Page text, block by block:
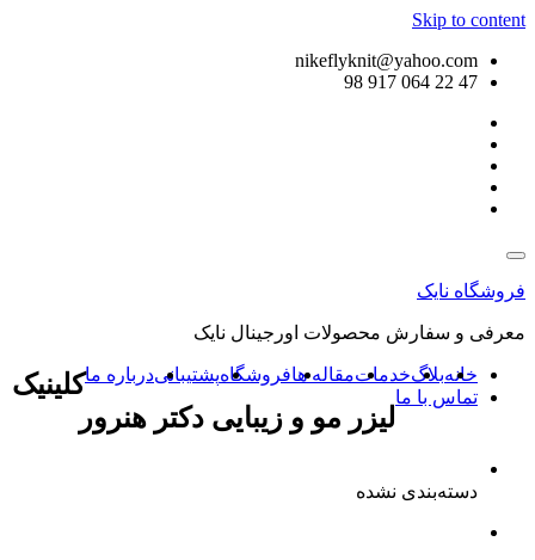
Skip to content
nikeflyknit@yahoo.com
47 22 064 917 98
فروشگاه نایک
معرفی و سفارش محصولات اورجینال نایک
خانهبلاگخدماتمقاله هافروشگاهپشتیبانیدرباره ما
تماس با ما
کلینیک
لیزر مو و زیبایی دکتر هنرور
دسته‌بندی نشده